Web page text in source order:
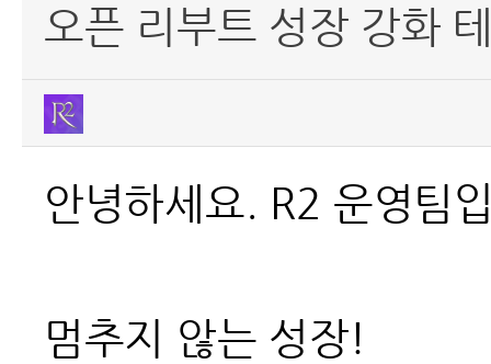
오픈 리부트 성장 강화
안녕하세요. R2 운영팀
멈추지 않는 성장!